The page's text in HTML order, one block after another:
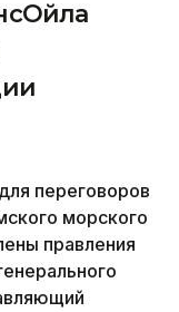
переговоров
морского
правления